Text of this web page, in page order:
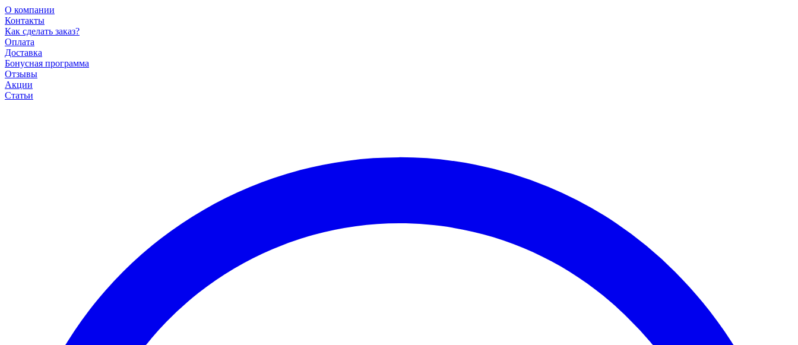
О компании
Контакты
Как сделать заказ?
Оплата
Доставка
Бонусная программа
Отзывы
Акции
Статьи